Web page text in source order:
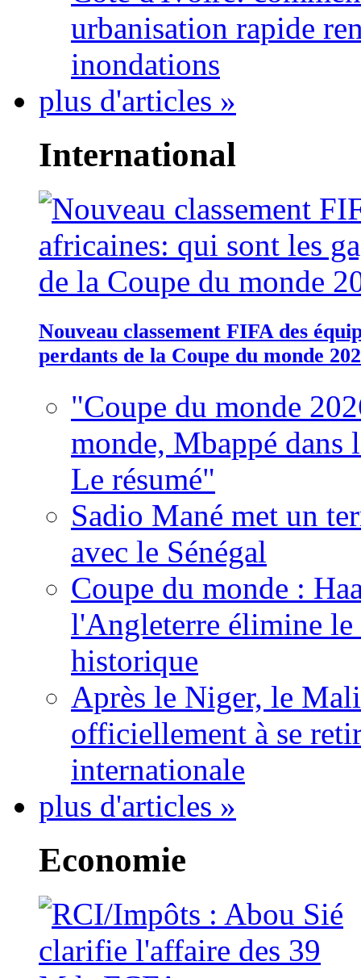
urbanisation rapide
inondations
plus d'articles »
International
Nouveau classement FIFA des
perdants de la Coupe du monde
"Coupe du monde
monde, Mbappé dans
Le résumé"
Sadio Mané met un
avec le Sénégal
Coupe du monde :
l'Angleterre élimine
historique
Après le Niger, le
officiellement à se
internationale
plus d'articles »
Economie